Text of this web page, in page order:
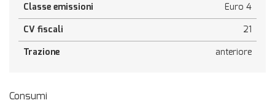
Classe emissioni
Euro 4
CV fiscali
21
Trazione
anteriore
Consumi